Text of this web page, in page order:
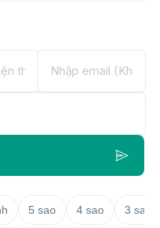
5 sao 4 sao 3 sao